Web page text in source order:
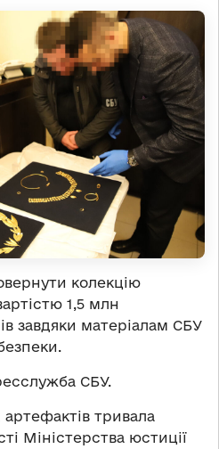
колекцію
1,5 млн
завдяки матеріалам СБУ
СБУ.
тривала
Міністерства юстиції